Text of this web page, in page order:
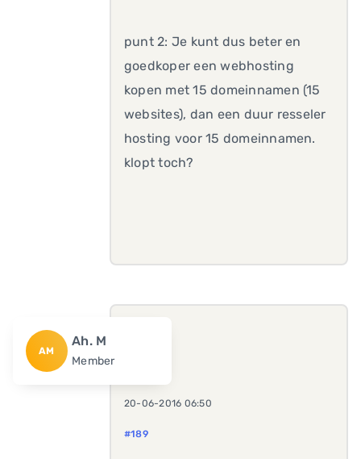
punt 2: Je kunt dus beter en
goedkoper een webhosting
kopen met 15 domeinnamen (15
websites), dan een duur resseler
hosting voor 15 domeinnamen.
klopt toch?
AM
Ah. M
Member
20-06-2016 06:50
#189